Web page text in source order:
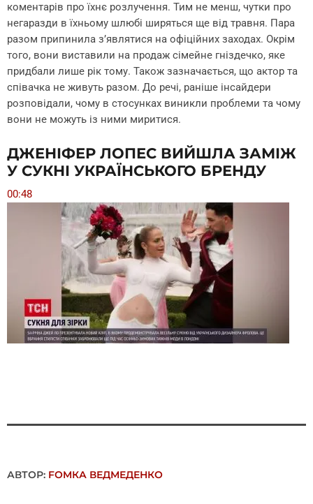
коментарів про їхнє розлучення. Тим не менш, чутки про
негаразди в їхньому шлюбі ширяться ще від травня. Пара
разом припинила з’являтися на офіційних заходах. Окрім
того, вони виставили на продаж сімейне гніздечко, яке
придбали лише рік тому. Також зазначається, що актор та
співачка не живуть разом. До речі, раніше інсайдери
розповідали, чому в стосунках виникли проблеми та чому
вони не можуть із ними миритися.
ДЖЕНІФЕР ЛОПЕС ВИЙШЛА ЗАМІЖ
У СУКНІ УКРАЇНСЬКОГО БРЕНДУ
00:48
АВТОР: FОMКА ВЕДМЕДЕНКО